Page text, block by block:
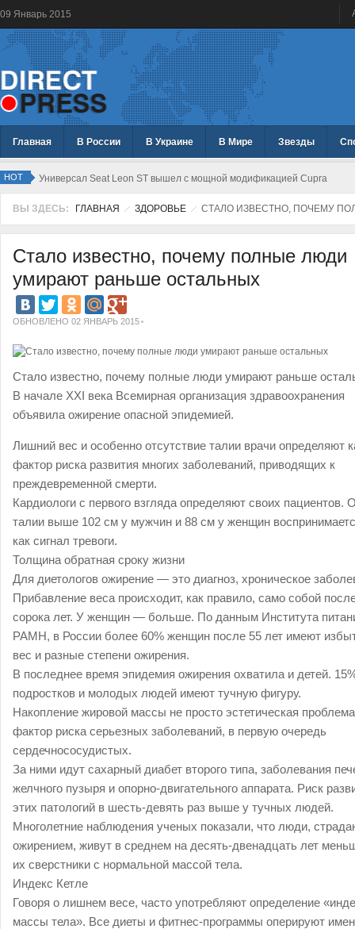
09 Январь 2015
Главная В России В Украине В Мире Звезды
HOT Универсал Seat Leon ST вышел с мощной модификацией Cupra
ВЫ ЗДЕСЬ: ГЛАВНАЯ ЗДОРОВЬЕ СТАЛО ИЗВЕСТНО, ПОЧЕМУ
Стало известно, почему полные люди
умирают раньше остальных
ОБНОВЛЕНО 02 ЯНВАРЬ 2015
Стало известно, почему полные люди умирают раньше
В начале ХХI века Всемирная организация здравоохранения
объявила ожирение опасной эпидемией.
Лишний вес и особенно отсутствие талии врачи определяют
фактор риска развития многих заболеваний, приводящих к
преждевременной смерти.
Кардиологи с первого взгляда определяют своих пациентов.
талии выше 102 см у мужчин и 88 см у женщин
как сигнал тревоги.
Толщина обратная сроку жизни
Для диетологов ожирение — это диагноз, хроническое
Прибавление веса происходит, как правило, само собой
сорока лет. У женщин — больше. По данным Института
РАМН, в России более 60% женщин после 55 лет имеют
вес и разные степени ожирения.
В последнее время эпидемия ожирения охватила и детей.
подростков и молодых людей имеют тучную фигуру.
Накопление жировой массы не просто эстетическая
фактор риска серьезных заболеваний, в первую очередь
сердечнососудистых.
За ними идут сахарный диабет второго типа, заболевания
желчного пузыря и опорно-двигательного аппарата. Риск
этих патологий в шесть-девять раз выше у тучных людей.
Многолетние наблюдения ученых показали, что люди,
ожирением, живут в среднем на десять-двенадцать лет
их сверстники с нормальной массой тела.
Индекс Кетле
Говоря о лишнем весе, часто употребляют определение
массы тела». Все диеты и фитнес-программы оперируют